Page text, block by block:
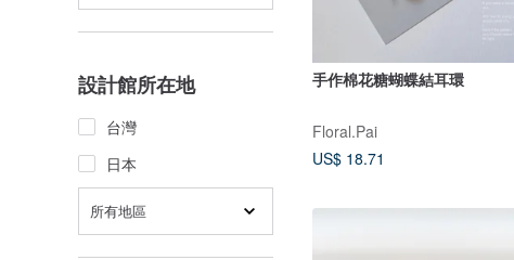
設計館所在地
台灣
日本
所有地區
手作棉花糖蝴蝶結耳環
Floral.Pai
US$ 18.71